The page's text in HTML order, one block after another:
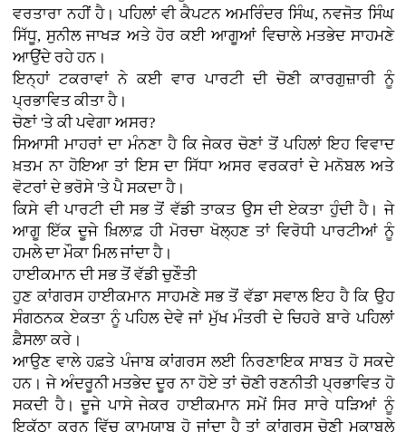
ਵਰਤਾਰਾ ਨਹੀਂ ਹੈ। ਪਹਿਲਾਂ ਵੀ ਕੈਪਟਨ ਅਮਰਿੰਦਰ ਸਿੰਘ, ਨਵਜੋਤ ਸਿੰਘ
ਸਿੱਧੂ, ਸੁਨੀਲ ਜਾਖੜ ਅਤੇ ਹੋਰ ਕਈ ਆਗੂਆਂ ਵਿਚਾਲੇ ਮਤਭੇਦ ਸਾਹਮਣੇ
ਆਉਂਦੇ ਰਹੇ ਹਨ।
ਇਨ੍ਹਾਂ ਟਕਰਾਵਾਂ ਨੇ ਕਈ ਵਾਰ ਪਾਰਟੀ ਦੀ ਚੋਣੀ ਕਾਰਗੁਜ਼ਾਰੀ ਨੂੰ
ਪ੍ਰਭਾਵਿਤ ਕੀਤਾ ਹੈ।
ਚੋਣਾਂ 'ਤੇ ਕੀ ਪਵੇਗਾ ਅਸਰ?
ਸਿਆਸੀ ਮਾਹਰਾਂ ਦਾ ਮੰਨਣਾ ਹੈ ਕਿ ਜੇਕਰ ਚੋਣਾਂ ਤੋਂ ਪਹਿਲਾਂ ਇਹ ਵਿਵਾਦ
ਖ਼ਤਮ ਨਾ ਹੋਇਆ ਤਾਂ ਇਸ ਦਾ ਸਿੱਧਾ ਅਸਰ ਵਰਕਰਾਂ ਦੇ ਮਨੋਬਲ ਅਤੇ
ਵੋਟਰਾਂ ਦੇ ਭਰੋਸੇ 'ਤੇ ਪੈ ਸਕਦਾ ਹੈ।
ਕਿਸੇ ਵੀ ਪਾਰਟੀ ਦੀ ਸਭ ਤੋਂ ਵੱਡੀ ਤਾਕਤ ਉਸ ਦੀ ਏਕਤਾ ਹੁੰਦੀ ਹੈ। ਜੇ
ਆਗੂ ਇੱਕ ਦੂਜੇ ਖ਼ਿਲਾਫ਼ ਹੀ ਮੋਰਚਾ ਖੋਲ੍ਹਣ ਤਾਂ ਵਿਰੋਧੀ ਪਾਰਟੀਆਂ ਨੂੰ
ਹਮਲੇ ਦਾ ਮੌਕਾ ਮਿਲ ਜਾਂਦਾ ਹੈ।
ਹਾਈਕਮਾਨ ਦੀ ਸਭ ਤੋਂ ਵੱਡੀ ਚੁਣੌਤੀ
ਹੁਣ ਕਾਂਗਰਸ ਹਾਈਕਮਾਨ ਸਾਹਮਣੇ ਸਭ ਤੋਂ ਵੱਡਾ ਸਵਾਲ ਇਹ ਹੈ ਕਿ ਉਹ
ਸੰਗਠਨਕ ਏਕਤਾ ਨੂੰ ਪਹਿਲ ਦੇਵੇ ਜਾਂ ਮੁੱਖ ਮੰਤਰੀ ਦੇ ਚਿਹਰੇ ਬਾਰੇ ਪਹਿਲਾਂ
ਫ਼ੈਸਲਾ ਕਰੇ।
ਆਉਣ ਵਾਲੇ ਹਫ਼ਤੇ ਪੰਜਾਬ ਕਾਂਗਰਸ ਲਈ ਨਿਰਣਾਇਕ ਸਾਬਤ ਹੋ ਸਕਦੇ
ਹਨ। ਜੇ ਅੰਦਰੂਨੀ ਮਤਭੇਦ ਦੂਰ ਨਾ ਹੋਏ ਤਾਂ ਚੋਣੀ ਰਣਨੀਤੀ ਪ੍ਰਭਾਵਿਤ ਹੋ
ਸਕਦੀ ਹੈ। ਦੂਜੇ ਪਾਸੇ ਜੇਕਰ ਹਾਈਕਮਾਨ ਸਮੇਂ ਸਿਰ ਸਾਰੇ ਧੜਿਆਂ ਨੂੰ
ਇਕੱਠਾ ਕਰਨ ਵਿੱਚ ਕਾਮਯਾਬ ਹੋ ਜਾਂਦਾ ਹੈ ਤਾਂ ਕਾਂਗਰਸ ਚੋਣੀ ਮੁਕਾਬਲੇ